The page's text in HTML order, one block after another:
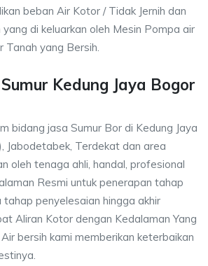
beban Air Kotor / Tidak Jernih dan
di keluarkan oleh Mesin Pompa air
Tanah yang Bersih.
Kedung Jaya Bogor
bidang jasa Sumur Bor di Kedung Jaya
Jabodetabek, Terdekat dan area
oleh tenaga ahli, handal, profesional
Resmi untuk penerapan tahap
tahap penyelesaian hingga akhir
Aliran Kotor dengan Kedalaman Yang
bersih kami memberikan keterbaikan